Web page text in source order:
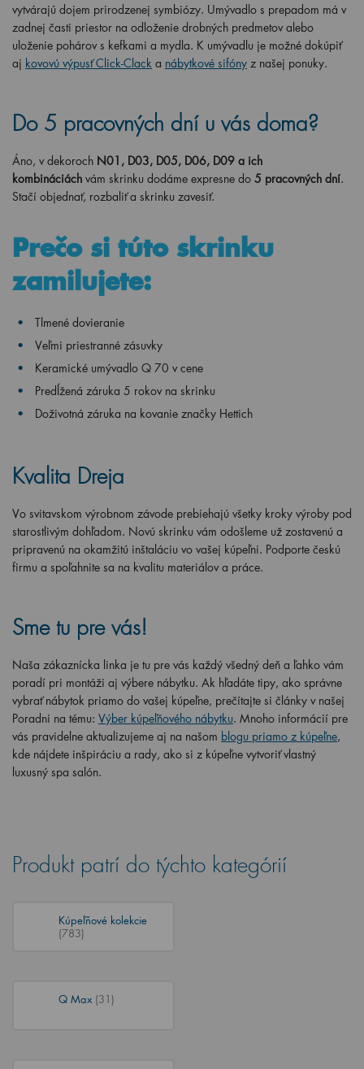
vytvárajú dojem prirodzenej symbiózy. Umývadlo s prepadom má v
zadnej časti priestor na odloženie drobných predmetov alebo
uloženie pohárov s kefkami a mydla. K umývadlu je možné dokúpiť
aj kovovú výpusť Click-Clack a nábytkové sifóny z našej ponuky.
Do 5 pracovných dní u vás doma?
Áno, v dekoroch N01, D03, D05, D06, D09 a ich
kombináciách vám skrinku dodáme expresne do 5 pracovných dní.
Stačí objednať, rozbaliť a skrinku zavesiť.
Prečo si túto skrinku
zamilujete:
Tlmené dovieranie
Veľmi priestranné zásuvky
Keramické umývadlo Q 70 v cene
Predĺžená záruka 5 rokov na skrinku
Doživotná záruka na kovanie značky Hettich
Kvalita Dreja
Vo svitavskom výrobnom závode prebiehajú všetky kroky výroby pod
starostlivým dohľadom. Novú skrinku vám odošleme už zostavenú a
pripravenú na okamžitú inštaláciu vo vašej kúpeľni. Podporte českú
firmu a spoľahnite sa na kvalitu materiálov a práce.
Sme tu pre vás!
Naša zákaznícka linka je tu pre vás každý všedný deň a ľahko vám
poradí pri montáži aj výbere nábytku. Ak hľadáte tipy, ako správne
vybrať nábytok priamo do vašej kúpeľne, prečítajte si články v našej
Poradni na tému: Výber kúpeľňového nábytku. Mnoho informácií pre
vás pravidelne aktualizujeme aj na našom blogu priamo z kúpeľne,
kde nájdete inšpiráciu a rady, ako si z kúpeľne vytvoriť vlastný
luxusný spa salón.
Produkt patrí do týchto kategórií
Kúpeľňové kolekcie
(783)
Q Max (31)